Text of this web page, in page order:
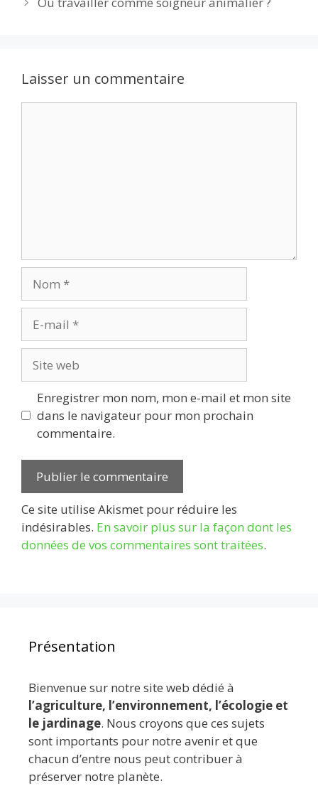
o n p
Laisser un commentaire
mail
web
Enregistrer mon nom, mon e-mail et mon site
dans le navigateur pour mon prochain
commentaire.
Ce site utilise Akismet pour réduire les
indésirables. En savoir plus sur la façon dont les
données de vos commentaires sont traitées.
Présentation
Bienvenue sur notre site web dédié à
l’agriculture, l’environnement, l’écologie et
le jardinage. Nous croyons que ces sujets
sont importants pour notre avenir et que
chacun d’entre nous peut contribuer à
préserver notre planète.